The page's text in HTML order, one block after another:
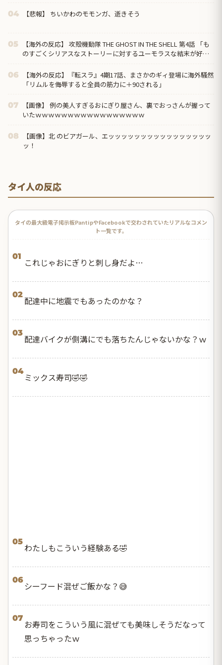
04 【悲報】 ちいかわのモモンガ、逝きそう
05
【海外の反応】 攻殻機動隊 THE GHOST IN THE SHELL 第4話 「も
のすごくシリアスなストーリーに対するユーモラスな結末が好
06
【海外の反応】『転スラ』4期17話、まさかのギィ登場に海外騒然
「リムルを侮辱すると全員の筋力に＋90される」
07
【画像】 例の美人すぎるおにぎり屋さん、裏でおっさんが握って
いたｗｗｗｗｗｗｗｗｗｗｗｗｗｗｗｗｗ
08
【画像】北 のビアガール、エッッッッッッッッッッッッッッッッ
ッ！
タイ人の反応
タイの最大級電子掲示板PantipやFacebookで交わされていたリアルなコメン
ト一覧です。
01
これじゃおにぎりと刺し身だよ…
02
配達中に地震でもあったのかな？
03
配達バイクが側溝にでも落ちたんじゃないかな？ｗ
04
ミックス寿司🤣🤣
05
わたしもこういう経験ある🤣
06
シーフード混ぜご飯かな？😅
07
お寿司をこういう風に混ぜても美味しそうだなって
思っちゃったｗ